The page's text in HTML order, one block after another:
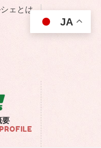
ェとは
要
JA